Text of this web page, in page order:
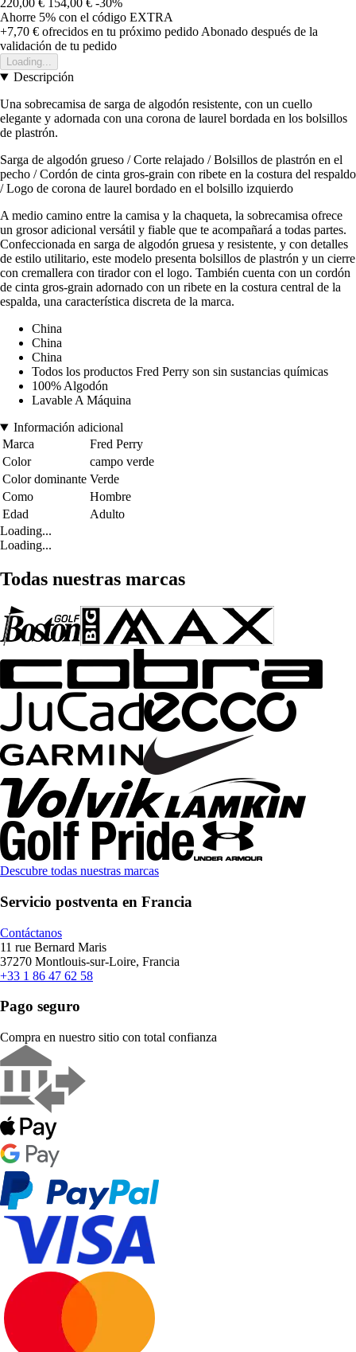
220,00 € 154,00 € -30%
Ahorre 5% con el código EXTRA
+7,70 € ofrecidos en tu próximo pedido Abonado después de la
validación de tu pedido
Loading...
Descripción
Una sobrecamisa de sarga de algodón resistente, con un cuello
elegante y adornada con una corona de laurel bordada en los bolsillos
de plastrón.
Sarga de algodón grueso / Corte relajado / Bolsillos de plastrón en el
pecho / Cordón de cinta gros-grain con ribete en la costura del respaldo
/ Logo de corona de laurel bordado en el bolsillo izquierdo
A medio camino entre la camisa y la chaqueta, la sobrecamisa ofrece
un grosor adicional versátil y fiable que te acompañará a todas partes.
Confeccionada en sarga de algodón gruesa y resistente, y con detalles
de estilo utilitario, este modelo presenta bolsillos de plastrón y un cierre
con cremallera con tirador con el logo. También cuenta con un cordón
de cinta gros-grain adornado con un ribete en la costura central de la
espalda, una característica discreta de la marca.
China
China
China
Todos los productos Fred Perry son sin sustancias químicas
100% Algodón
Lavable A Máquina
Información adicional
Marca
Fred Perry
Color
campo verde
Color dominante Verde
Como
Hombre
Edad
Adulto
Loading...
Loading...
Todas nuestras marcas
Descubre todas nuestras marcas
Servicio postventa en Francia
Contáctanos
11 rue Bernard Maris
37270 Montlouis-sur-Loire, Francia
+33 1 86 47 62 58
Pago seguro
Compra en nuestro sitio con total confianza